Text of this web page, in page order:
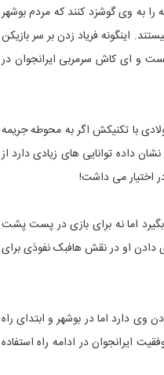
به وی گوشزد کنند که مردم بوشهر
اینگونه فریاد زدن بر سر بازیکن
و ای کاش سرمربی ایرانجوان در
با تکنیکش اگر به محوطه جریمه
داده توانایی های زیادی دارد از
اختیار می داشت!
اما نه برای بازی در پست پشت
دادن او در نقش هافبک نفوذی برای
دارد اما در بوشهر و ابتدای راه
ایرانجوان در ادامه راه استفاده